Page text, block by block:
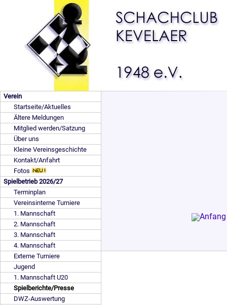
Verein
Startseite/Aktuelles
Ältere Meldungen
Mitglied werden/Satzung
Über uns
Kleine Vereinsgeschichte
Kontakt/Anfahrt
Fotos
Spielbetrieb 2026/27
Terminplan
Vereinsinterne Turniere
1. Mannschaft
2. Mannschaft
3. Mannschaft
4. Mannschaft
Externe Turniere
Jugend
1. Mannschaft U20
Spielberichte/Presse
DWZ-Auswertung